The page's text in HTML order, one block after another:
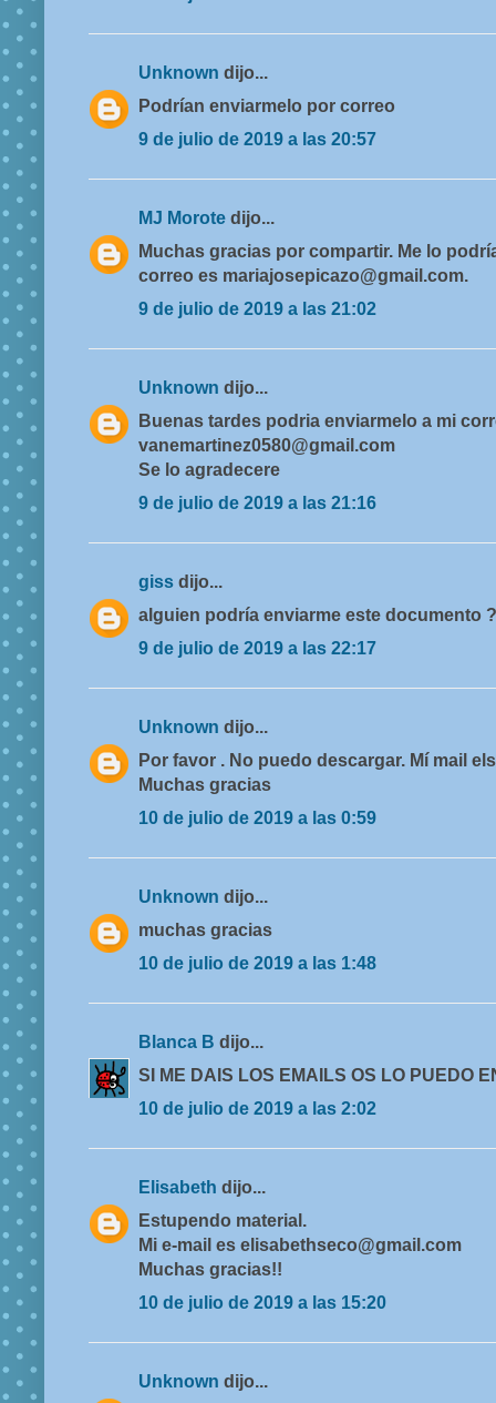
Unknown dijo...
Podrían enviarmelo por correo
9 de julio de 2019 a las 20:57
MJ Morote dijo...
Muchas gracias por compartir. Me lo
correo es mariajosepicazo@gmail.com.
9 de julio de 2019 a las 21:02
Unknown dijo...
Buenas tardes podria enviarmelo a mi
vanemartinez0580@gmail.com
Se lo agradecere
9 de julio de 2019 a las 21:16
giss dijo...
alguien podría enviarme este documento ?
9 de julio de 2019 a las 22:17
Unknown dijo...
Por favor . No puedo descargar. Mí mail
Muchas gracias
10 de julio de 2019 a las 0:59
Unknown dijo...
muchas gracias
10 de julio de 2019 a las 1:48
Blanca B dijo...
SI ME DAIS LOS EMAILS OS LO PUEDO
10 de julio de 2019 a las 2:02
Elisabeth dijo...
Estupendo material.
Mi e-mail es elisabethseco@gmail.com
Muchas gracias!!
10 de julio de 2019 a las 15:20
Unknown dijo...